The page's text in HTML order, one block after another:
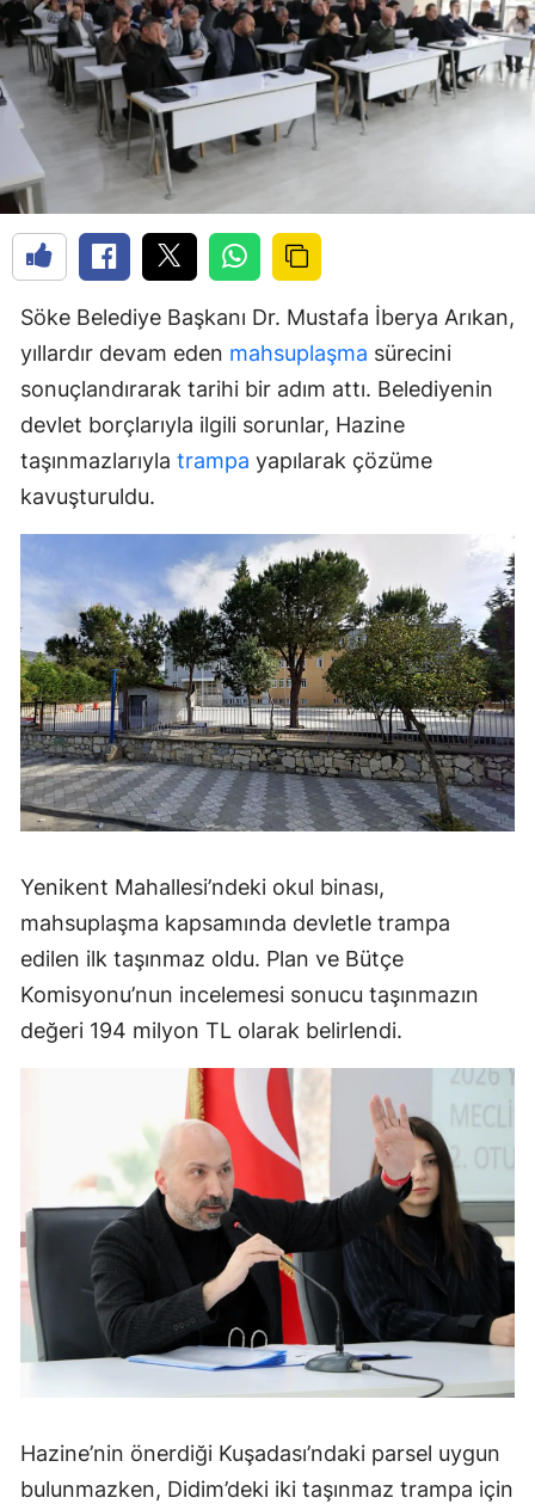
Söke Belediye Başkanı Dr. Mustafa İberya Arıkan,
yıllardır devam eden mahsuplaşma sürecini
sonuçlandırarak tarihi bir adım attı. Belediyenin
devlet borçlarıyla ilgili sorunlar, Hazine
taşınmazlarıyla trampa yapılarak çözüme
kavuşturuldu.
Yenikent Mahallesi’ndeki okul binası,
mahsuplaşma kapsamında devletle trampa
edilen ilk taşınmaz oldu. Plan ve Bütçe
Komisyonu’nun incelemesi sonucu taşınmazın
değeri 194 milyon TL olarak belirlendi.
Hazine’nin önerdiği Kuşadası’ndaki parsel uygun
bulunmazken, Didim’deki iki taşınmaz trampa için